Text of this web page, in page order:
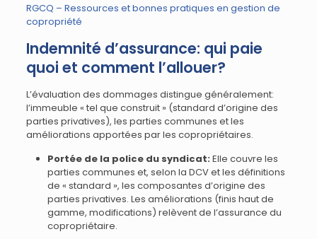
RGCQ – Ressources et bonnes pratiques en gestion de
copropriété
Indemnité d’assurance: qui paie
quoi et comment l’allouer?
L’évaluation des dommages distingue généralement:
l’immeuble « tel que construit » (standard d’origine des
parties privatives), les parties communes et les
améliorations apportées par les copropriétaires.
Portée de la police du syndicat:Elle couvre les
parties communes et, selon la DCV et les définitions
de « standard », les composantes d’origine des
parties privatives. Les améliorations (finis haut de
gamme, modifications) relèvent de l’assurance du
copropriétaire.